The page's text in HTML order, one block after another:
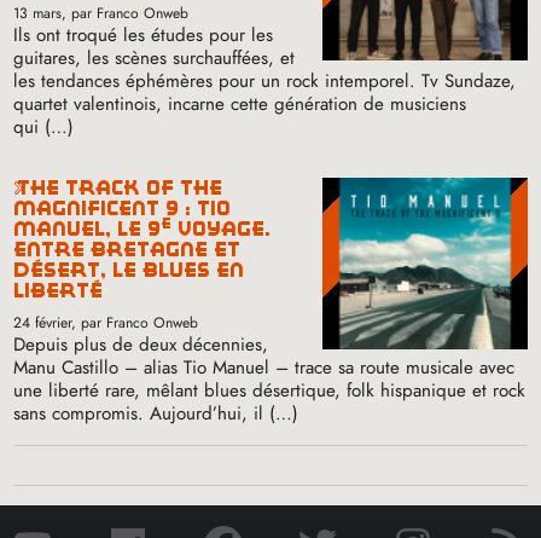
13 mars, par Franco Onweb
Ils ont troqué les études pour les
guitares, les scènes surchauffées, et
les tendances éphémères pour un rock intemporel. Tv Sundaze,
quartet valentinois, incarne cette génération de musiciens
qui (…)
the track of the
magnificent 9 : tio
manuel, le 9e voyage.
entre bretagne et
désert, le blues en
liberté
24 février, par Franco Onweb
Depuis plus de deux décennies,
Manu Castillo – alias Tio Manuel – trace sa route musicale avec
une liberté rare, mêlant blues désertique, folk hispanique et rock
sans compromis. Aujourd’hui, il (…)